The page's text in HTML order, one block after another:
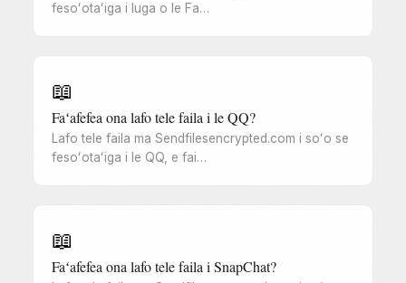
fesoʻotaʻiga i luga o le Fa…
📖
Faʻafefea ona lafo tele faila i le QQ?
Lafo tele faila ma Sendfilesencrypted.com i soʻo se
fesoʻotaʻiga i le QQ, e fai…
📖
Faʻafefea ona lafo tele faila i SnapChat?